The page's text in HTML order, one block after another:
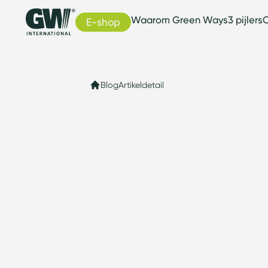
E-shop Waarom Green Ways3 pijlers
BlogArtikeldetail